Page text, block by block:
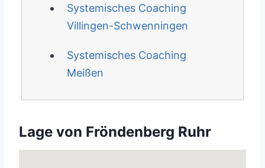
Systemisches Coaching
Villingen-Schwenningen
Systemisches Coaching
Meißen
Lage von Fröndenberg Ruhr